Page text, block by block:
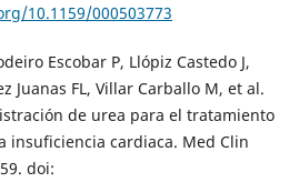
10.1159/000503773
Escobar P, Llópiz Castedo J,
Juanas FL, Villar Carballo M, et al.
de urea para el tratamiento
insuficiencia cardiaca. Med Clin
doi: